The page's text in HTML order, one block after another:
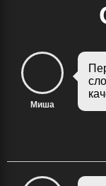
Миша